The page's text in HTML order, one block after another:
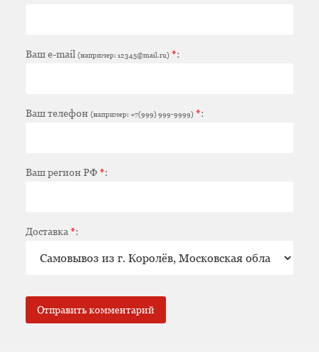
Ваш e-mail (например: 12345@mail.ru) *:
Ваш телефон (например: +7(999) 999-9999) *:
Ваш регион РФ*:
Доставка*: